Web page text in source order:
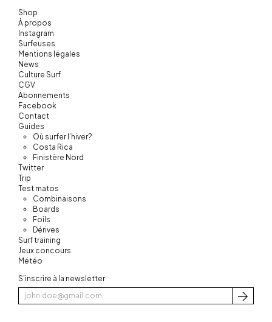
Shop
À propos
Instagram
Surfeuses
Mentions légales
News
Culture Surf
CGV
Abonnements
Facebook
Contact
Guides
Où surfer l’hiver?
Costa Rica
Finistère Nord
Twitter
Trip
Test matos
Combinaisons
Boards
Foils
Dérives
Surf training
Jeux concours
Météo
S'inscrire à la newsletter